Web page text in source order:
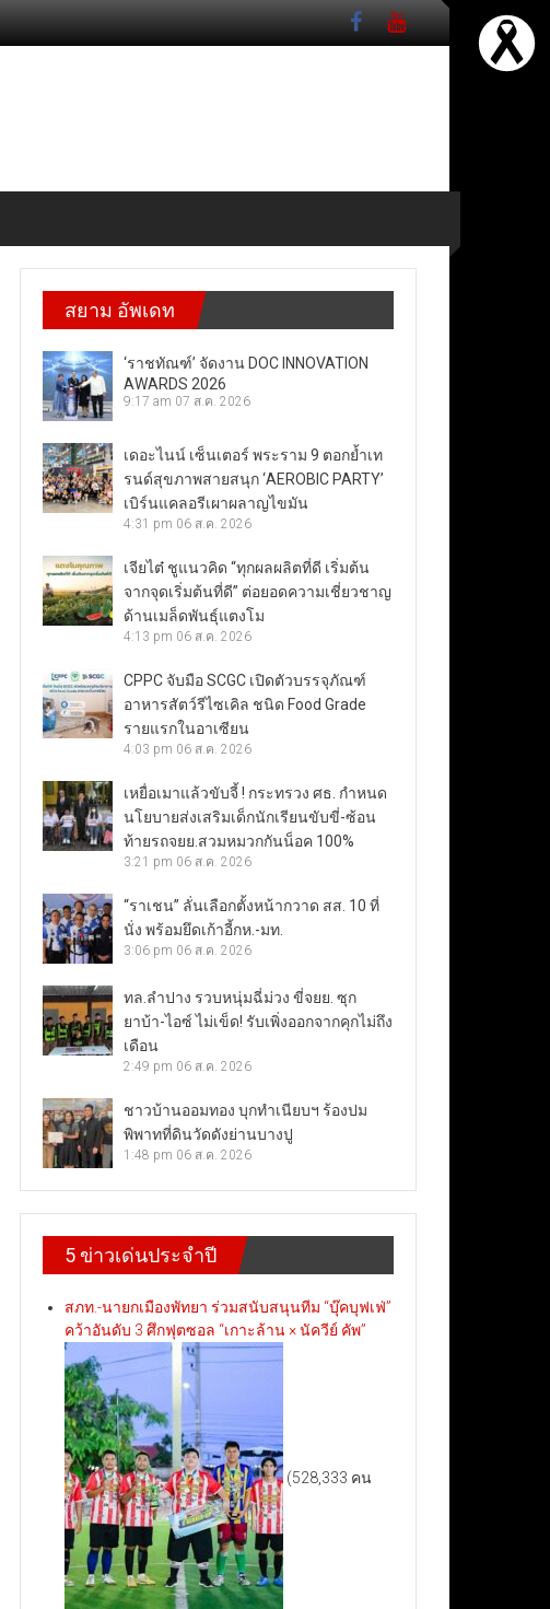
สยาม อัพเดท
‘ราชทัณฑ์’ จัดงาน DOC INNOVATION
AWARDS 2026
9:17 am 07 ส.ค. 2026
เดอะไนน์ เซ็นเตอร์ พระราม 9 ตอกย้ำเท
รนด์สุขภาพสายสนุก ‘AEROBIC PARTY’
เบิร์นแคลอรีเผาผลาญไขมัน
4:31 pm 06 ส.ค. 2026
เจียไต๋ ชูแนวคิด “ทุกผลผลิตที่ดี เริ่มต้น
จากจุดเริ่มต้นที่ดี” ต่อยอดความเชี่ยวชาญ
ด้านเมล็ดพันธุ์แตงโม
4:13 pm 06 ส.ค. 2026
CPPC จับมือ SCGC เปิดตัวบรรจุภัณฑ์
อาหารสัตว์รีไซเคิล ชนิด Food Grade
รายแรกในอาเซียน
4:03 pm 06 ส.ค. 2026
เหยื่อเมาแล้วขับจี้ ! กระทรวง ศธ. กำหนด
นโยบายส่งเสริมเด็กนักเรียนขับขี่-ซ้อน
ท้ายรถจยย.สวมหมวกกันน็อค 100%
3:21 pm 06 ส.ค. 2026
“ราเชน” ลั่นเลือกตั้งหน้ากวาด สส. 10 ที่
นั่ง พร้อมยึดเก้าอี้กห.-มท.
3:06 pm 06 ส.ค. 2026
ทล.ลำปาง รวบหนุ่มฉี่ม่วง ขี่จยย. ซุก
ยาบ้า-ไอซ์ ไม่เข็ด! รับเพิ่งออกจากคุกไม่ถึง
เดือน
2:49 pm 06 ส.ค. 2026
ชาวบ้านออมทอง บุกทำเนียบฯ ร้องปม
พิพาทที่ดินวัดดังย่านบางปู
1:48 pm 06 ส.ค. 2026
5 ข่าวเด่นประจำปี
สภท.-นายกเมืองพัทยา ร่วมสนับสนุนทีม “บุ๊คบุฟเฟ่”
คว้าอันดับ 3 ศึกฟุตซอล “เกาะล้าน × นัควีย์ คัพ”
(528,333 คน